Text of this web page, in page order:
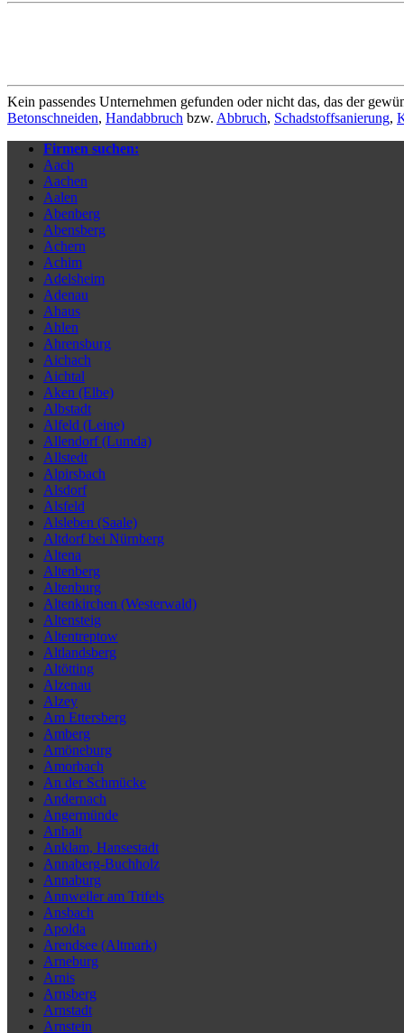
Kein passendes Unternehmen gefunden oder nicht das, das der
Betonschneiden, Handabbruch bzw. Abbruch, Schadstoffsanierung,
Firmen suchen:
Aach
Aachen
Aalen
Abenberg
Abensberg
Achern
Achim
Adelsheim
Adenau
Ahaus
Ahlen
Ahrensburg
Aichach
Aichtal
Aken (Elbe)
Albstadt
Alfeld (Leine)
Allendorf (Lumda)
Allstedt
Alpirsbach
Alsdorf
Alsfeld
Alsleben (Saale)
Altdorf bei Nürnberg
Altena
Altenberg
Altenburg
Altenkirchen (Westerwald)
Altensteig
Altentreptow
Altlandsberg
Altötting
Alzenau
Alzey
Am Ettersberg
Amberg
Amöneburg
Amorbach
An der Schmücke
Andernach
Angermünde
Anhalt
Anklam, Hansestadt
Annaberg-Buchholz
Annaburg
Annweiler am Trifels
Ansbach
Apolda
Arendsee (Altmark)
Arneburg
Arnis
Arnsberg
Arnstadt
Arnstein